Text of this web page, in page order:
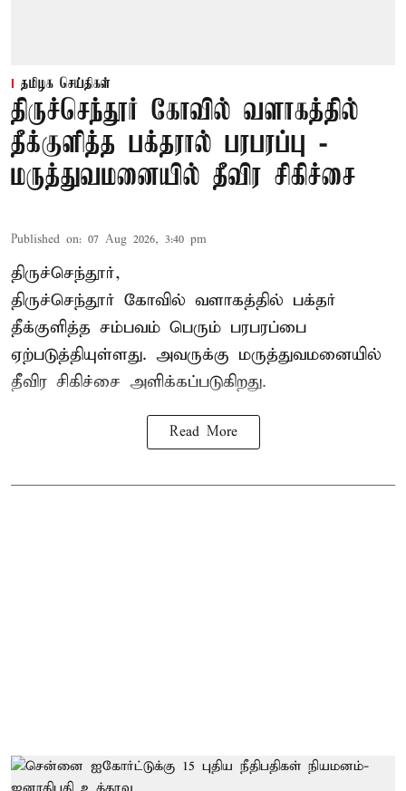
தமிழக செய்திகள்
திருச்செந்தூர் கோவில் வளாகத்தில்
தீக்குளித்த பக்தரால் பரபரப்பு -
மருத்துவமனையில் தீவிர சிகிச்சை
Published on: 07 Aug 2026, 3:40 pm
திருச்செந்தூர்,
திருச்செந்தூர் கோவில் வளாகத்தில் பக்தர்
தீக்குளித்த சம்பவம் பெரும் பரபரப்பை
ஏற்படுத்தியுள்ளது. அவருக்கு மருத்துவமனையில்
தீவிர சிகிச்சை அளிக்கப்படுகிறது.
Read More